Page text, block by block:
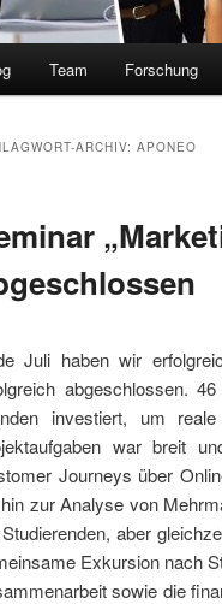
Team Forschung
ARCHIV: APONEO
Juli haben wir
abgeschlossen.
investiert, um
war breit
Journeys über
zur Analyse von
aber
Exkursion nach
sowie die